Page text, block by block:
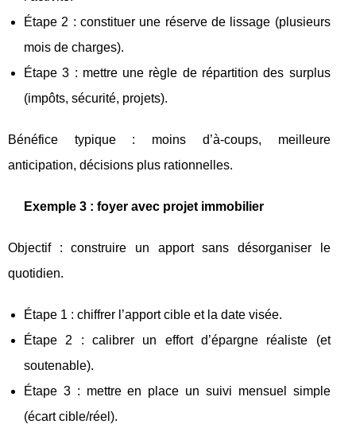
Étape 2 : constituer une réserve de lissage (plusieurs
mois de charges).
Étape 3 : mettre une règle de répartition des surplus
(impôts, sécurité, projets).
Bénéfice typique : moins d’à-coups, meilleure
anticipation, décisions plus rationnelles.
Exemple 3 : foyer avec projet immobilier
Objectif : construire un apport sans désorganiser le
quotidien.
Étape 1 : chiffrer l’apport cible et la date visée.
Étape 2 : calibrer un effort d’épargne réaliste (et
soutenable).
Étape 3 : mettre en place un suivi mensuel simple
(écart cible/réel).